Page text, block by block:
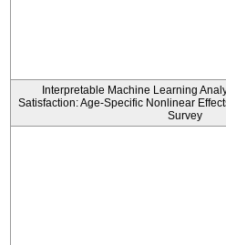
Interpretable Machine Learning
Satisfaction: Age-Specific Nonlinear
Survey